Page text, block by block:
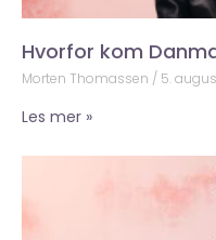
Hvorfor kom
Morten Thomassen 5.
Les mer »